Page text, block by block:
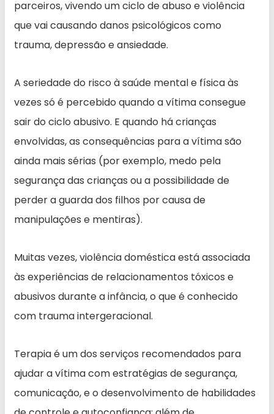
parceiros, vivendo um ciclo de abuso e violência
que vai causando danos psicológicos como
trauma, depressão e ansiedade.
A seriedade do risco à saúde mental e física às
vezes só é percebido quando a vítima consegue
sair do ciclo abusivo. E quando há crianças
envolvidas, as consequências para a vítima são
ainda mais sérias (por exemplo, medo pela
segurança das crianças ou a possibilidade de
perder a guarda dos filhos por causa de
manipulações e mentiras).
Muitas vezes, violência doméstica está associada
às experiências de relacionamentos tóxicos e
abusivos durante a infância, o que é conhecido
com trauma intergeracional.
Terapia é um dos serviços recomendados para
ajudar a vítima com estratégias de segurança,
comunicação, e o desenvolvimento de habilidades